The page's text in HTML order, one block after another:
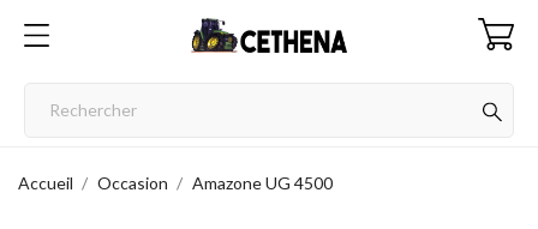
Accueil Occasion Amazone UG 4500